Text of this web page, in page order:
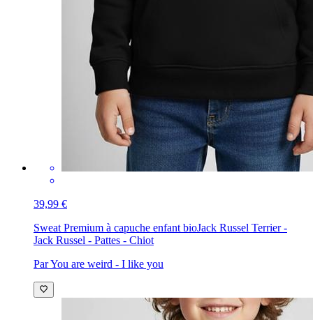
39,99 €
Sweat Premium à capuche enfant bioJack Russel Terrier -
Jack Russel - Pattes - Chiot
Par You are weird - I like you